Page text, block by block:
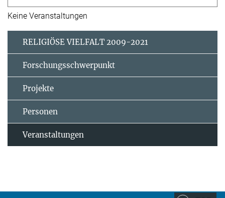
Keine Veranstaltungen
RELIGIÖSE VIELFALT 2009-2021
Forschungsschwerpunkt
Projekte
Personen
Veranstaltungen